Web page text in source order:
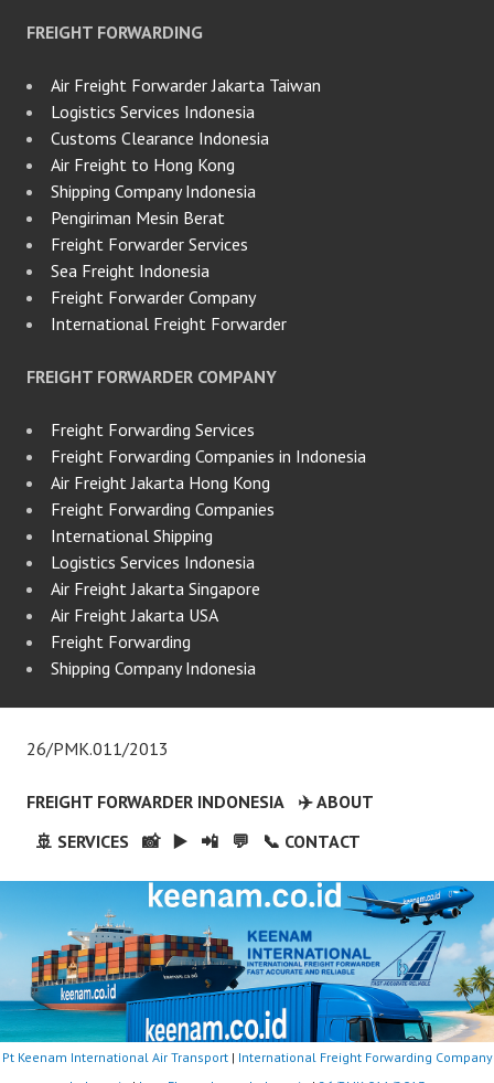
FREIGHT FORWARDING
Air Freight Forwarder Jakarta Taiwan
Logistics Services Indonesia
Customs Clearance Indonesia
Air Freight to Hong Kong
Shipping Company Indonesia
Pengiriman Mesin Berat
Freight Forwarder Services
Sea Freight Indonesia
Freight Forwarder Company
International Freight Forwarder
FREIGHT FORWARDER COMPANY
Freight Forwarding Services
Freight Forwarding Companies in Indonesia
Air Freight Jakarta Hong Kong
Freight Forwarding Companies
International Shipping
Logistics Services Indonesia
Air Freight Jakarta Singapore
Air Freight Jakarta USA
Freight Forwarding
Shipping Company Indonesia
26/PMK.011/2013
FREIGHT FORWARDER INDONESIA
✈️ ABOUT
🚢 SERVICES
📸 ▶️ 📲 💬 📞 CONTACT
Pt Keenam International Air Transport| International Freight Forwarding Company